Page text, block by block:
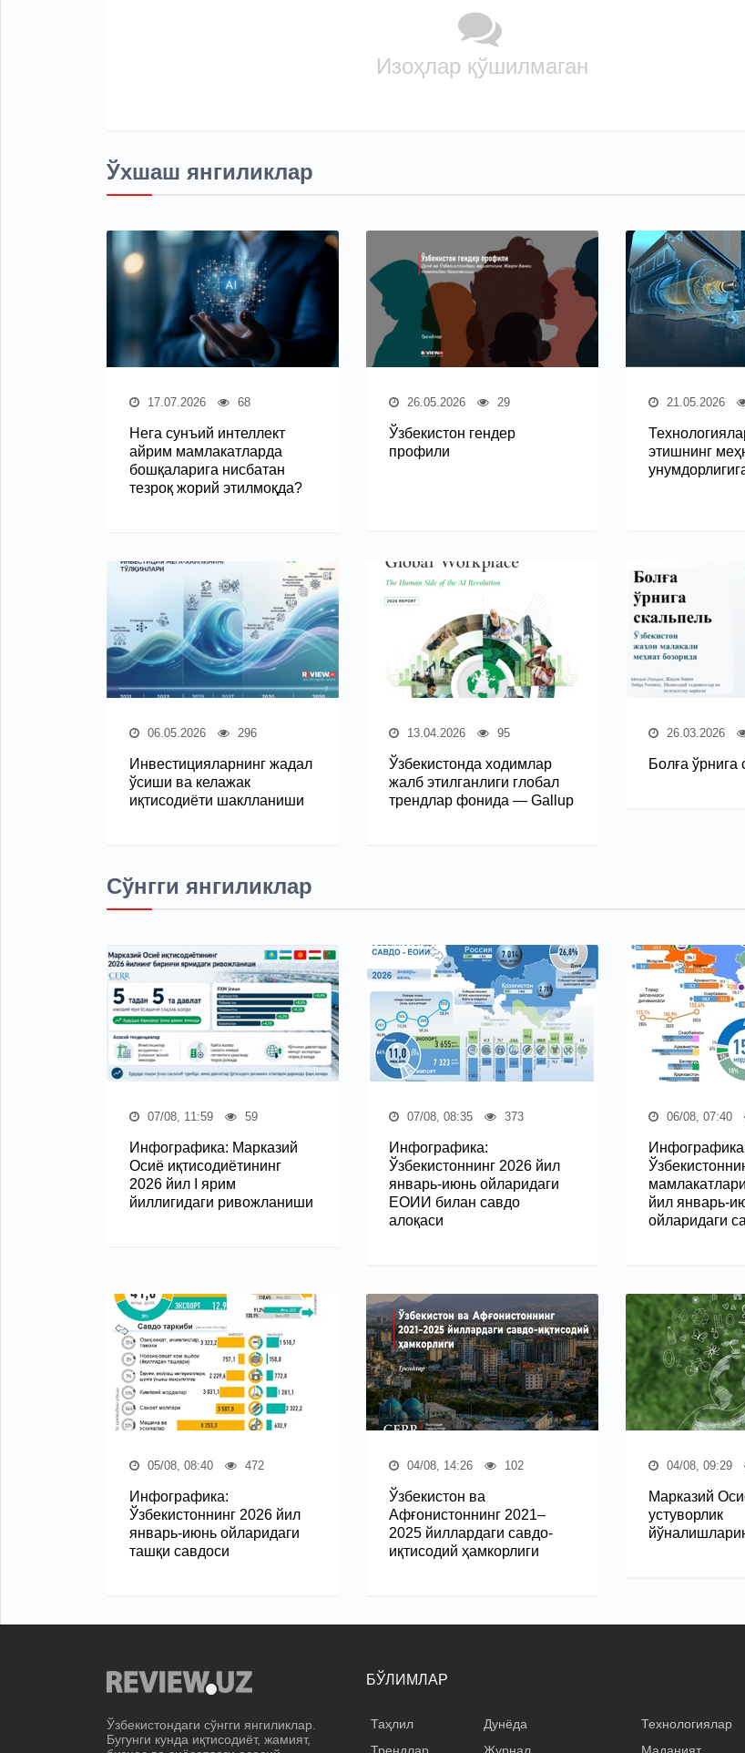
Изоҳлар қўшилмаган
Ўхшаш янгиликлар
17.07.2026 68
Нега сунъий интеллект
айрим мамлакатларда
бошқаларига нисбатан
тезроқ жорий этилмоқда?
26.05.2026 29
Ўзбекистон гендер
профили
21.05.2026
этишнинг
06.05.2026 296
Инвестицияларнинг жадал
ўсиши ва келажак
иқтисодиёти шаклланиши
13.04.2026 95
Ўзбекистонда ходимлар
жалб этилганлиги глобал
трендлар фонида — Gallup
26.03.2026
Болға ўрнига
Сўнгги янгиликлар
07/08, 11:59 59
Инфографика: Марказий
Осиё иқтисодиётининг
2026 йил I ярим
йиллигидаги ривожланиши
07/08, 08:35 373
Инфографика:
Ўзбекистоннинг 2026 йил
январь-июнь ойларидаги
ЕОИИ билан савдо
алоқаси
06/08, 07:40
йил январь-
ойларидаги
05/08, 08:40 472
Инфографика:
Ўзбекистоннинг 2026 йил
январь-июнь ойларидаги
ташқи савдоси
04/08, 14:26 102
Ўзбекистон ва
Афғонистоннинг 2021–
2025 йиллардаги савдо-
иқтисодий ҳамкорлиги
04/08, 09:29
Марказий
устуворлик
Ўзбекистондаги сўнгги янгиликлар.
Бугунги кунда иқтисодиёт, жамият,
БЎЛИМЛАР
Таҳлил
Дунёда
Технологиялар